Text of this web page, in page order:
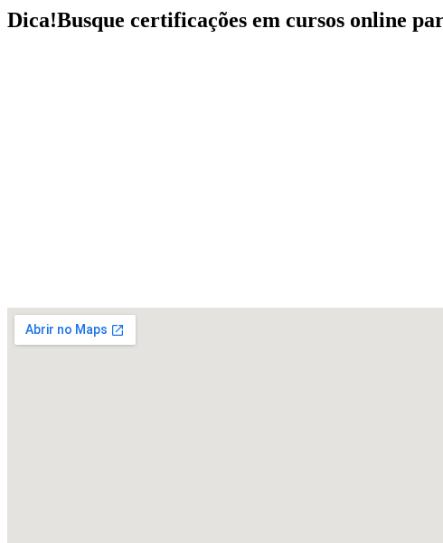
Dica!Busque certificações em cursos online